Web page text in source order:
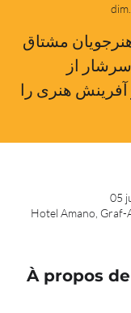
مشتاق
از
آفرینش هنری را
05
Hotel Amano,
À propos